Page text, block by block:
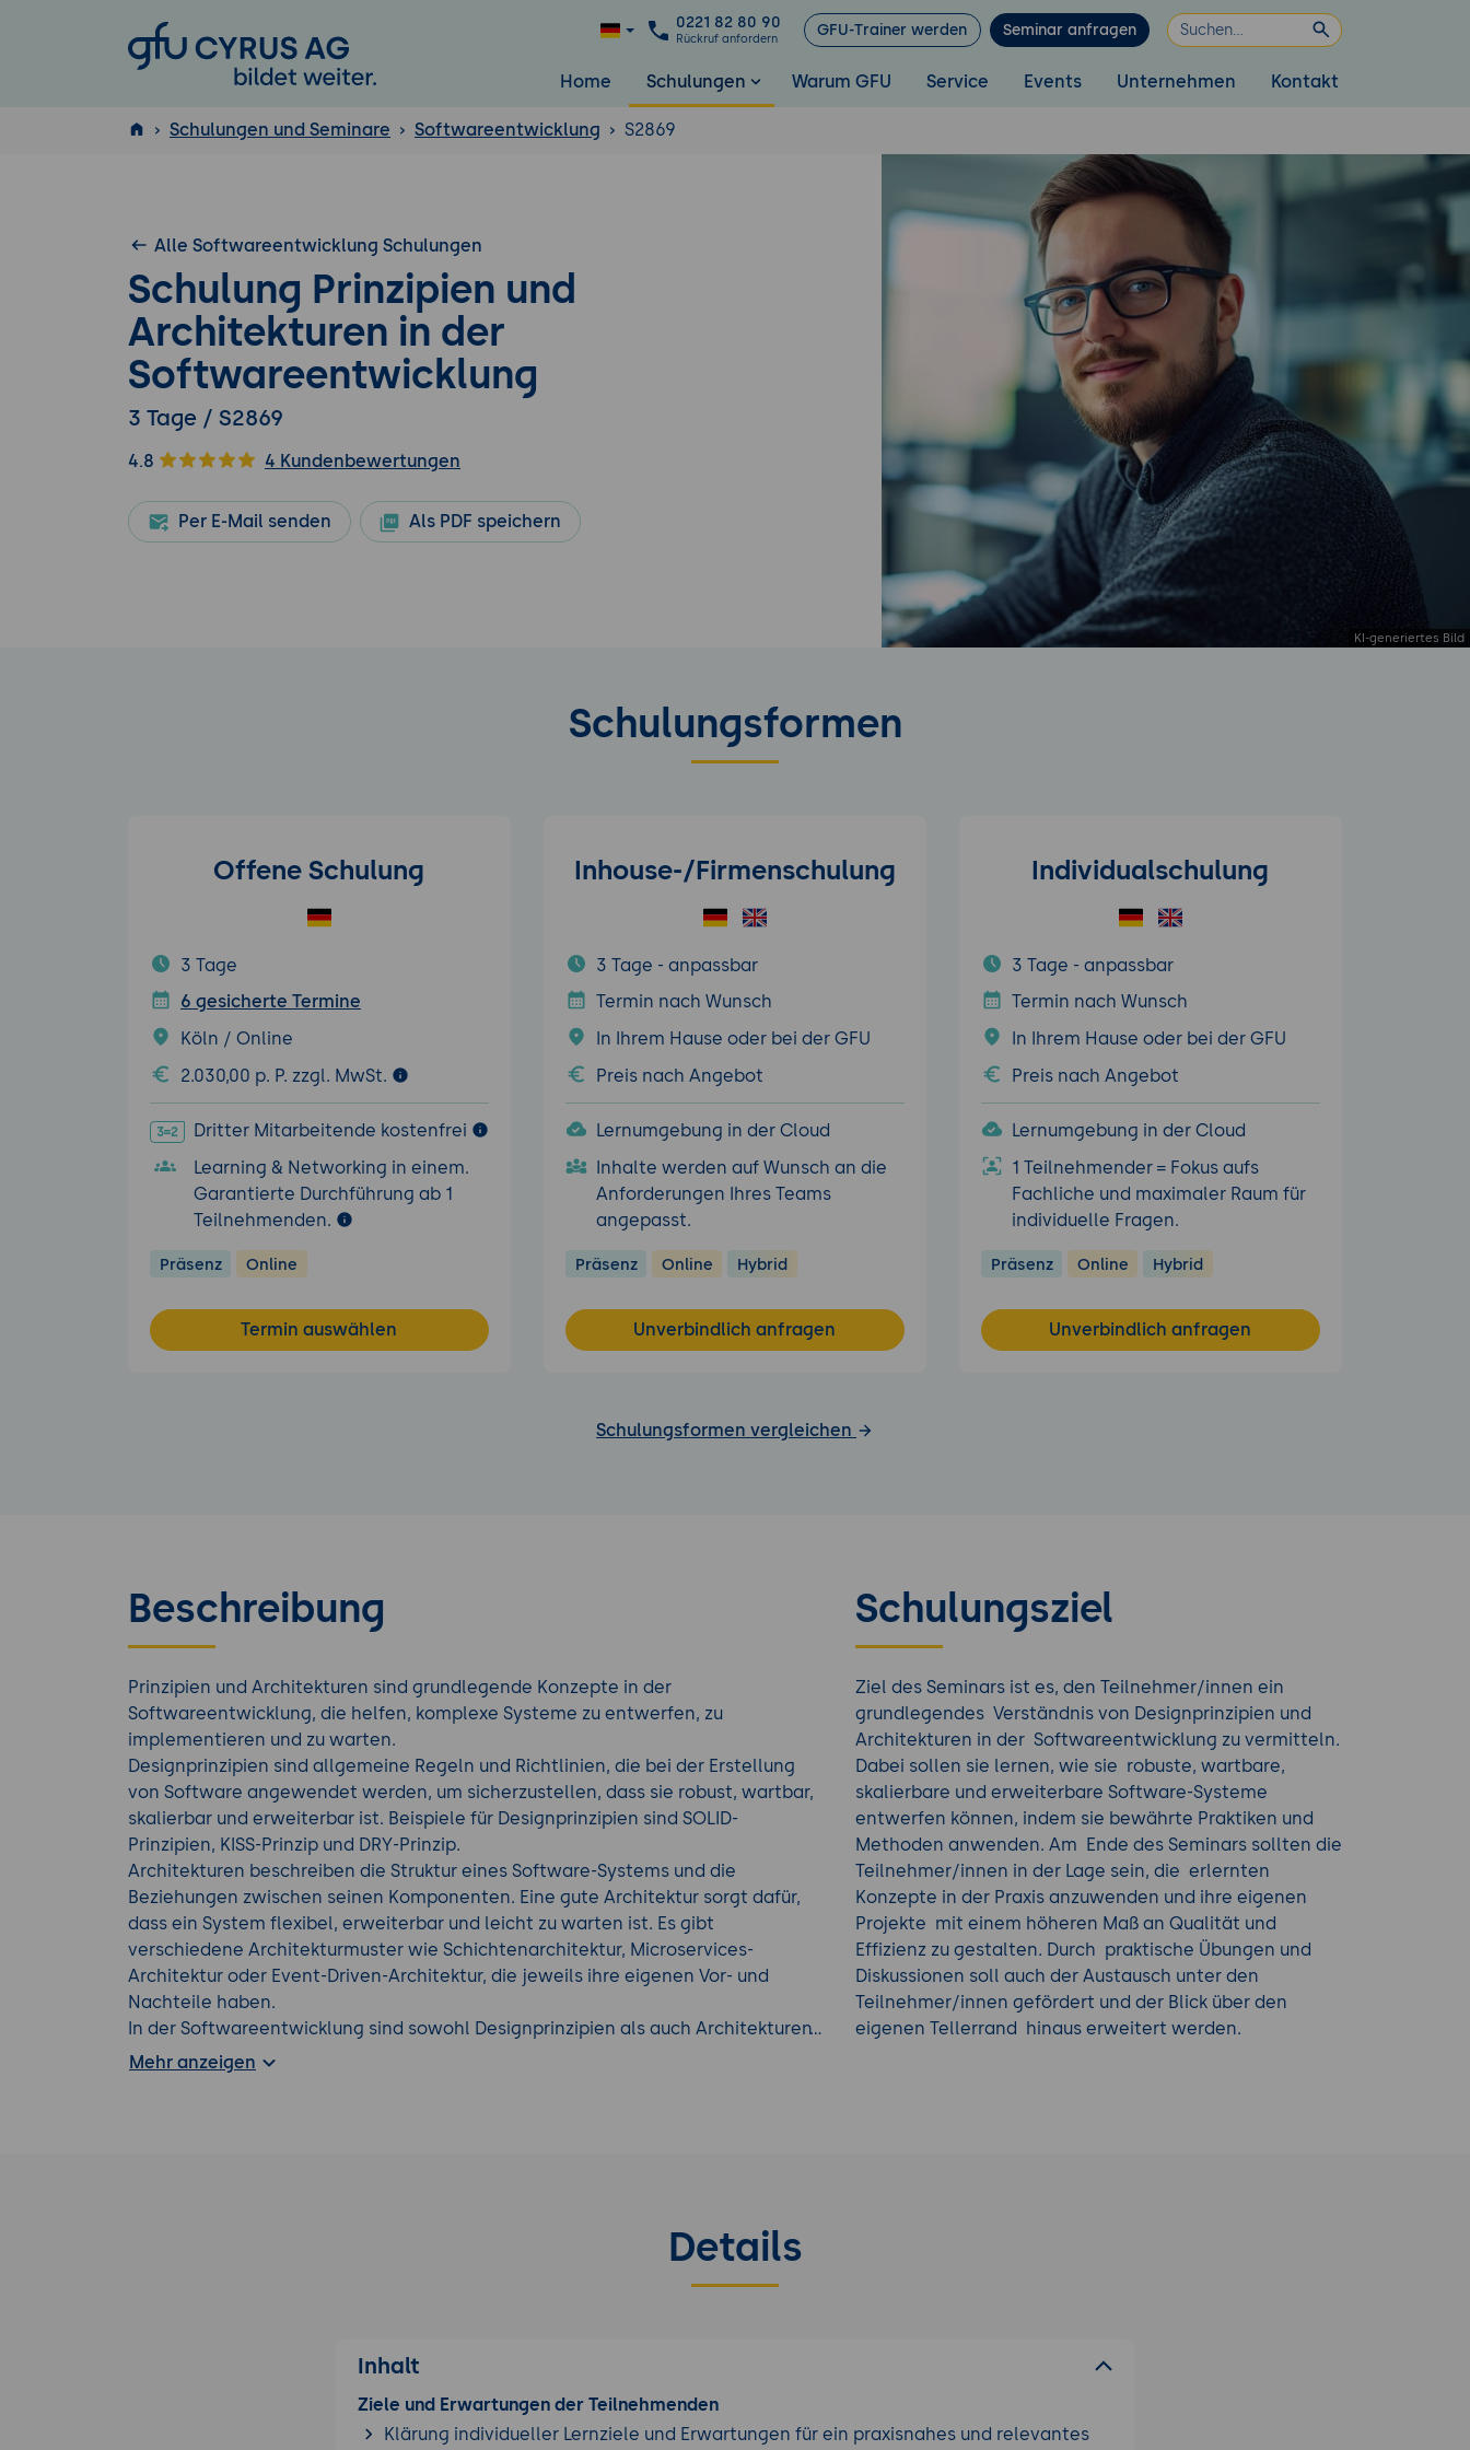
GFU Cyrus AG
0221 82 80 90
Rückruf anfordern GFU-Trainer werden Seminar anfragen
Home Schulungen Warum GFU Service Events Unternehmen Kontakt
ISTQB
Schulungen und Seminare Softwareentwicklung S2869
Alle Softwareentwicklung Schulungen
Schulung Prinzipien und
Architekturen in der
Softwareentwicklung
3 Tage / S2869
4.8 4 Kundenbewertungen
Per E-Mail senden Als PDF speichern
Schulungsformen
Offene Schulung
3 Tage
6 gesicherte Termine
Köln / Online
2.030,00 p. P. zzgl. MwSt.
Dritter Mitarbeitende kostenfrei
Learning & Networking in einem.
Garantierte Durchführung ab 1
Teilnehmenden.
Präsenz Online
Termin auswählen
Inhouse-/Firmenschulung
3 Tage - anpassbar
Termin nach Wunsch
In Ihrem Hause oder bei der GFU
Preis nach Angebot
Lernumgebung in der Cloud
Inhalte werden auf Wunsch an die
Anforderungen Ihres Teams
angepasst.
Präsenz Online Hybrid
Unverbindlich anfragen
Individualschulung
3 Tage - anpassbar
Termin nach Wunsch
In Ihrem Hause oder bei der GFU
Preis nach Angebot
Lernumgebung in der Cloud
1 Teilnehmender = Fokus aufs
Fachliche und maximaler Raum für
individuelle Fragen.
Präsenz Online Hybrid
Unverbindlich anfragen
Schulungsformen vergleichen
Beschreibung
Prinzipien und Architekturen sind grundlegende Konzepte in der
Softwareentwicklung, die helfen, komplexe Systeme zu entwerfen, zu
implementieren und zu warten.
Designprinzipien sind allgemeine Regeln und Richtlinien, die bei der Erstellung
von Software angewendet werden, um sicherzustellen, dass sie robust, wartbar,
skalierbar und erweiterbar ist. Beispiele für Designprinzipien sind SOLID-
Prinzipien, KISS-Prinzip und DRY-Prinzip.
Architekturen beschreiben die Struktur eines Software-Systems und die
Beziehungen zwischen seinen Komponenten. Eine gute Architektur sorgt dafür,
dass ein System flexibel, erweiterbar und leicht zu warten ist. Es gibt
verschiedene Architekturmuster wie Schichtenarchitektur, Microservices-
Architektur oder Event-Driven-Architektur, die jeweils ihre eigenen Vor- und
Nachteile haben.
In der Softwareentwicklung sind sowohl Designprinzipien als auch Architekturen
von entscheidender Bedeutung, um eine erfolgreiche und nachhaltige Software
Mehr anzeigen
Schulungsziel
Ziel des Seminars ist es, den Teilnehmer/innen ein
grundlegendes Verständnis von Designprinzipien und
Architekturen in der Softwareentwicklung zu vermitteln.
Dabei sollen sie lernen, wie sie robuste, wartbare,
skalierbare und erweiterbare Software-Systeme
entwerfen können, indem sie bewährte Praktiken und
Methoden anwenden. Am Ende des Seminars sollten die
Teilnehmer/innen in der Lage sein, die erlernten
Konzepte in der Praxis anzuwenden und ihre eigenen
Projekte mit einem höheren Maß an Qualität und
Effizienz zu gestalten. Durch praktische Übungen und
Diskussionen soll auch der Austausch unter den
Teilnehmer/innen gefördert und der Blick über den
eigenen Tellerrand hinaus erweitert werden.
Details
Inhalt
Ziele und Erwartungen der Teilnehmenden
Klärung individueller Lernziele und Erwartungen für ein praxisnahes und relevantes